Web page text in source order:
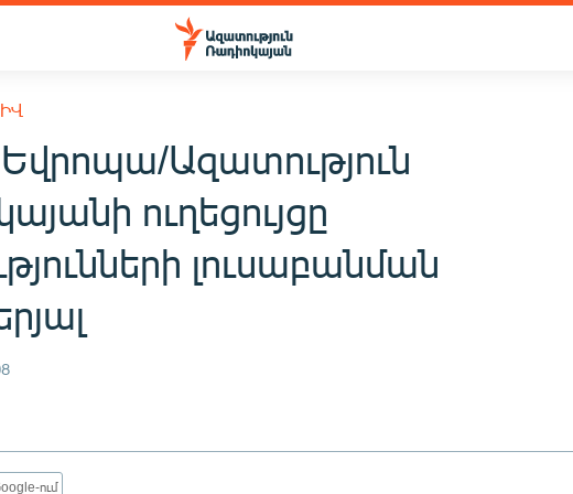
Ազատություն
ուղեցույցը
լուսաբանման
ում